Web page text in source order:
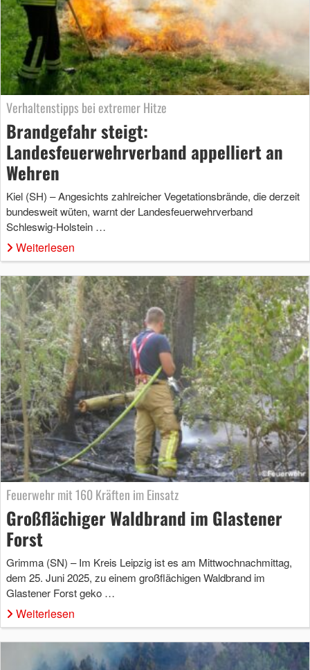
Verhaltenstipps bei extremer Hitze
Brandgefahr steigt:
Landesfeuerwehrverband appelliert an
Wehren
Kiel (SH) – Angesichts zahlreicher Vegetationsbrände, die derzeit
bundesweit wüten, warnt der Landesfeuerwehrverband
Schleswig-Holstein …
Weiterlesen
Feuerwehr mit 160 Kräften im Einsatz
Großflächiger Waldbrand im Glastener
Forst
Grimma (SN) – Im Kreis Leipzig ist es am Mittwochnachmittag,
dem 25. Juni 2025, zu einem großflächigen Waldbrand im
Glastener Forst geko …
Weiterlesen